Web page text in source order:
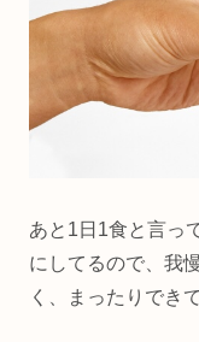
あと1日1食と言っ
にしてるので、我
く、まったりでき